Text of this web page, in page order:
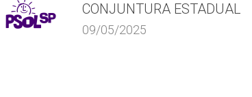
CONJUNTURA ESTADUAL
09/05/2025